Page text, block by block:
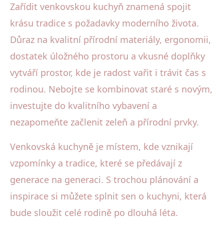
Zařídit venkovskou kuchyň znamená spojit
krásu tradice s požadavky moderního života.
Důraz na kvalitní přírodní materiály, ergonomii,
dostatek úložného prostoru a vkusné doplňky
vytváří prostor, kde je radost vařit i trávit čas s
rodinou. Nebojte se kombinovat staré s novým,
investujte do kvalitního vybavení a
nezapomeňte začlenit zeleň a přírodní prvky.
Venkovská kuchyně je místem, kde vznikají
vzpomínky a tradice, které se předávají z
generace na generaci. S trochou plánování a
inspirace si můžete splnit sen o kuchyni, která
bude sloužit celé rodině po dlouhá léta.